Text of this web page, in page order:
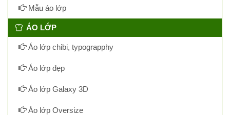
Mẫu áo lớp
ÁO LỚP
Áo lớp chibi, typograpphy
Áo lớp đẹp
Áo lớp Galaxy 3D
Áo lớp Oversize